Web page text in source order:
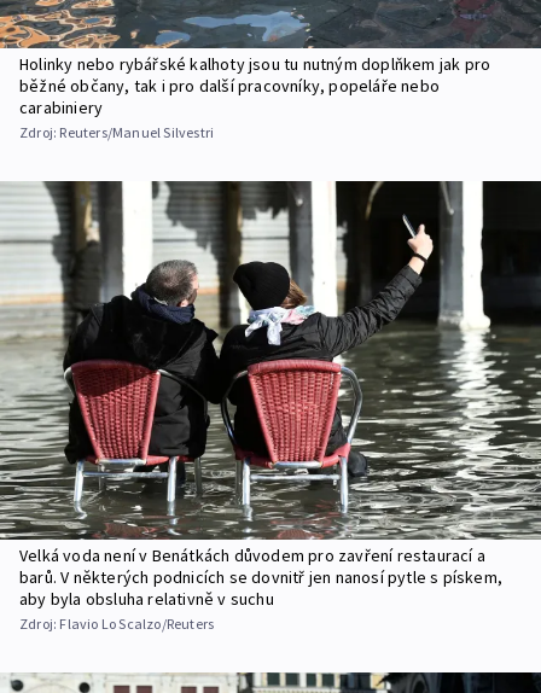
Holinky nebo rybářské kalhoty jsou tu nutným doplňkem jak pro
běžné občany, tak i pro další pracovníky, popeláře nebo
carabiniery
Zdroj: Reuters/Manuel Silvestri
Velká voda není v Benátkách důvodem pro zavření restaurací a
barů. V některých podnicích se dovnitř jen nanosí pytle s pískem,
aby byla obsluha relativně v suchu
Zdroj: Flavio Lo Scalzo/Reuters